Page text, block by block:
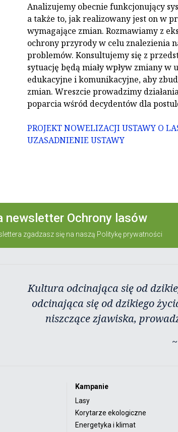
Analizujemy obecnie funkcjonujący
a także to, jak realizowany jest on w
wymagające zmian. Rozmawiamy z
ochrony przyrody w celu znalezienia
problemów. Konsultujemy się z
sytuację będą miały wpływ zmiany w
edukacyjne i komunikacyjne, aby
zmian. Wreszcie prowadzimy
poparcia wśród decydentów dla
PROJEKT NOWELIZACJI USTAWY O
UZASADNIENIE USTAWY
newsletter Ochrony lasów
zgadzasz się na naszą Politykę prywatności
Kultura odcinająca się od
odcinająca się od dzikiego
niszczące zjawiska,
Kampanie
Lasy
Korytarze ekologiczne
Energetyka i klimat